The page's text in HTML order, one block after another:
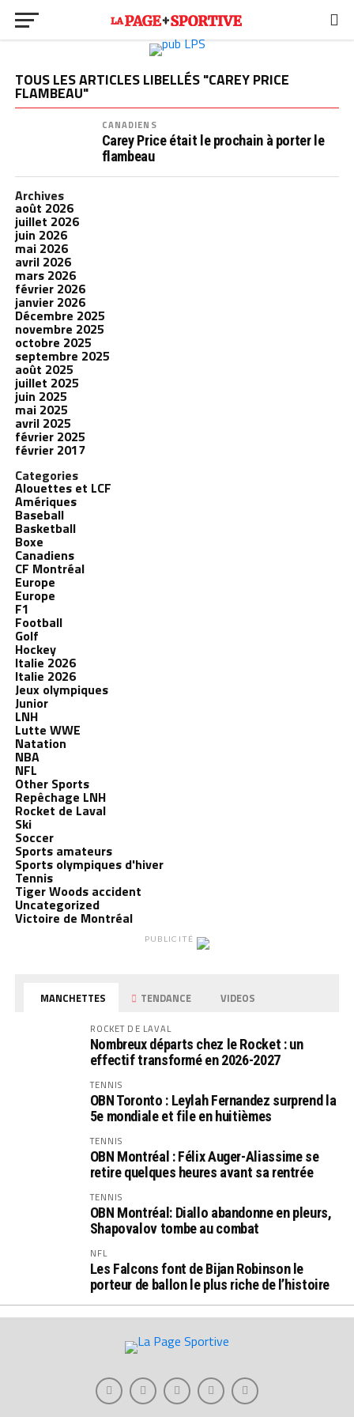
TOUS LES ARTICLES LIBELLÉS "CAREY PRICE
FLAMBEAU"
CANADIENS
Carey Price était le prochain à porter le
flambeau
Archives
août 2026
juillet 2026
juin 2026
mai 2026
avril 2026
mars 2026
février 2026
janvier 2026
Décembre 2025
novembre 2025
octobre 2025
septembre 2025
août 2025
juillet 2025
juin 2025
mai 2025
avril 2025
février 2025
février 2017
Categories
Alouettes et LCF
Amériques
Baseball
Basketball
Boxe
Canadiens
CF Montréal
Europe
Europe
F1
Football
Golf
Hockey
Italie 2026
Italie 2026
Jeux olympiques
Junior
LNH
Lutte WWE
Natation
NBA
NFL
Other Sports
Repêchage LNH
Rocket de Laval
Ski
Soccer
Sports amateurs
Sports olympiques d'hiver
Tennis
Tiger Woods accident
Uncategorized
Victoire de Montréal
PUBLICITÉ
MANCHETTES TENDANCE VIDEOS
ROCKET DE LAVAL
Nombreux départs chez le Rocket : un
effectif transformé en 2026-2027
TENNIS
OBN Toronto : Leylah Fernandez surprend la
5e mondiale et file en huitièmes
TENNIS
OBN Montréal : Félix Auger-Aliassime se
retire quelques heures avant sa rentrée
TENNIS
OBN Montréal: Diallo abandonne en pleurs,
Shapovalov tombe au combat
NFL
Les Falcons font de Bijan Robinson le
porteur de ballon le plus riche de l’histoire